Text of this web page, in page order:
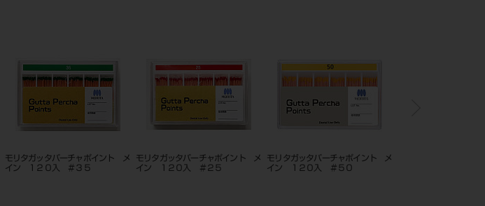
モリタガッタパーチャポイント ア
クセサリー １５０入 細 Ｌ
モリタガッタパーチャポイント メ
イン ６０入 ＃１５
モリタガッタパーチャポイント メ
イン １２０入 ＃３０